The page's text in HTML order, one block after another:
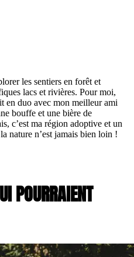
les sentiers en forêt et
lacs et rivières. Pour moi,
en duo avec mon meilleur ami
bouffe et une bière de
c’est ma région adoptive et un
nature n’est jamais bien loin !
POURRAIENT